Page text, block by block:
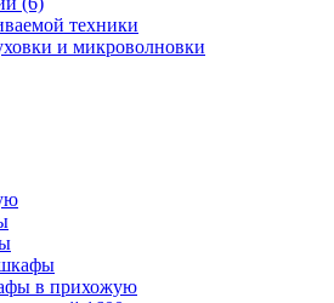
техники
и микроволновки
в прихожую